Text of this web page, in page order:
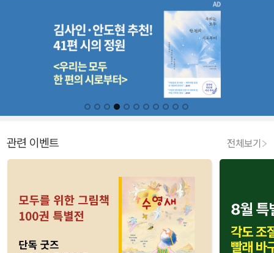
관련 이벤트 전체보기